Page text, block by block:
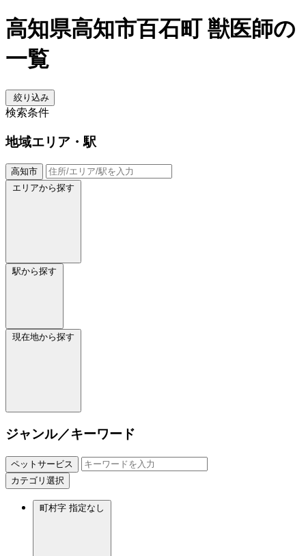
高知県高知市百石町 獣医師の
一覧
絞り込み
検索条件
地域エリア・駅
高知市
エリアから探す
駅から探す
現在地から探す
ジャンル／キーワード
ペットサービス
カテゴリ選択
町村字 指定なし